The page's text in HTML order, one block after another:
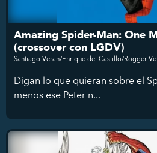
Amazing Spider-Man: One
(crossover con LGDV)
Santiago Veran/Enrique del Castillo/Rogger
Digan lo que quieran sobre el
menos ese Peter n...